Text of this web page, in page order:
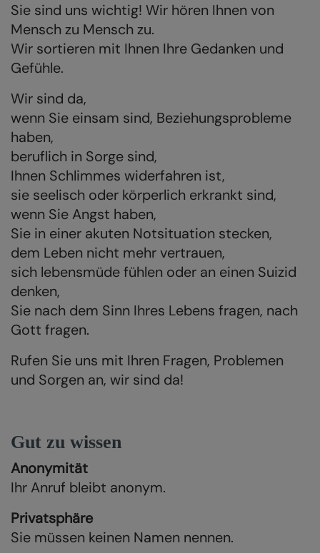
Sie sind uns wichtig! Wir hören Ihnen von
Mensch zu Mensch zu.
Wir sortieren mit Ihnen Ihre Gedanken und
Gefühle.
Wir sind da,
wenn Sie einsam sind, Beziehungsprobleme
haben,
beruflich in Sorge sind,
Ihnen Schlimmes widerfahren ist,
sie seelisch oder körperlich erkrankt sind,
wenn Sie Angst haben,
Sie in einer akuten Notsituation stecken,
dem Leben nicht mehr vertrauen,
sich lebensmüde fühlen oder an einen Suizid
denken,
Sie nach dem Sinn Ihres Lebens fragen, nach
Gott fragen.
Rufen Sie uns mit Ihren Fragen, Problemen
und Sorgen an, wir sind da!
Gut zu wissen
Anonymität
Ihr Anruf bleibt anonym.
Privatsphäre
Sie müssen keinen Namen nennen.